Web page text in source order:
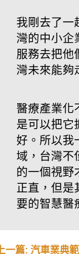
我剛去了一
灣的中小企
服務去把他
灣未來能夠
醫療產業化
是可以把它
好。所以我
域，台灣不
的一個視野
正直，但是
要的智慧醫
上一篇: 汽車業典